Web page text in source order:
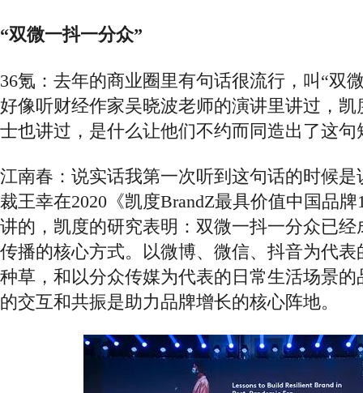
“双微一抖一分众”
36氪：去年的商业圈里有句话很流行，叫“双
好像听财经作家吴晓波老师的演讲里讲过，凯
士也讲过，是什么让他们不约而同造出了这句
江南春：说实话我第一次听到这句话的时候是
裁王幸在2020《凯度BrandZ最具价值中国品
讲的，凯度的研究表明： 双微一抖一分众已
传播的核心方式。以微博、微信、抖音为代表
种草，和以分众传媒为代表的日常生活场景的
的交互和共振是助力品牌增长的核心阵地。